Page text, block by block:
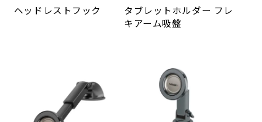
ヘッドレストフック
タブレットホルダー フレ
キアーム吸盤